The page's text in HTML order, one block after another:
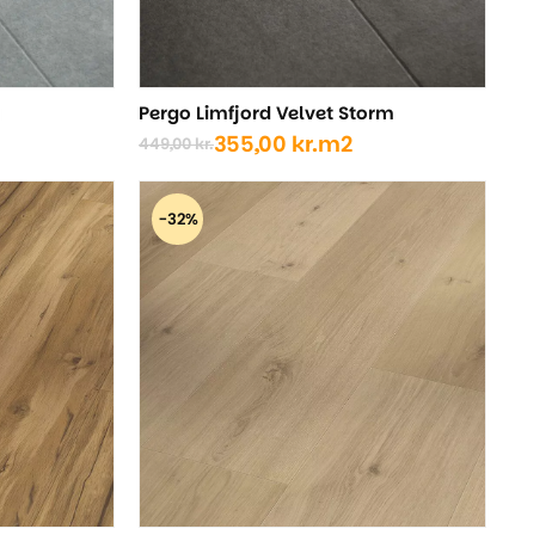
Pergo Limfjord Velvet Storm
449,00kr.
Den
oprindelige
pris
var:
449,00 kr..
355,00 kr.
Den
aktuelle
pris
er:
355,00 kr..
m2
-32%